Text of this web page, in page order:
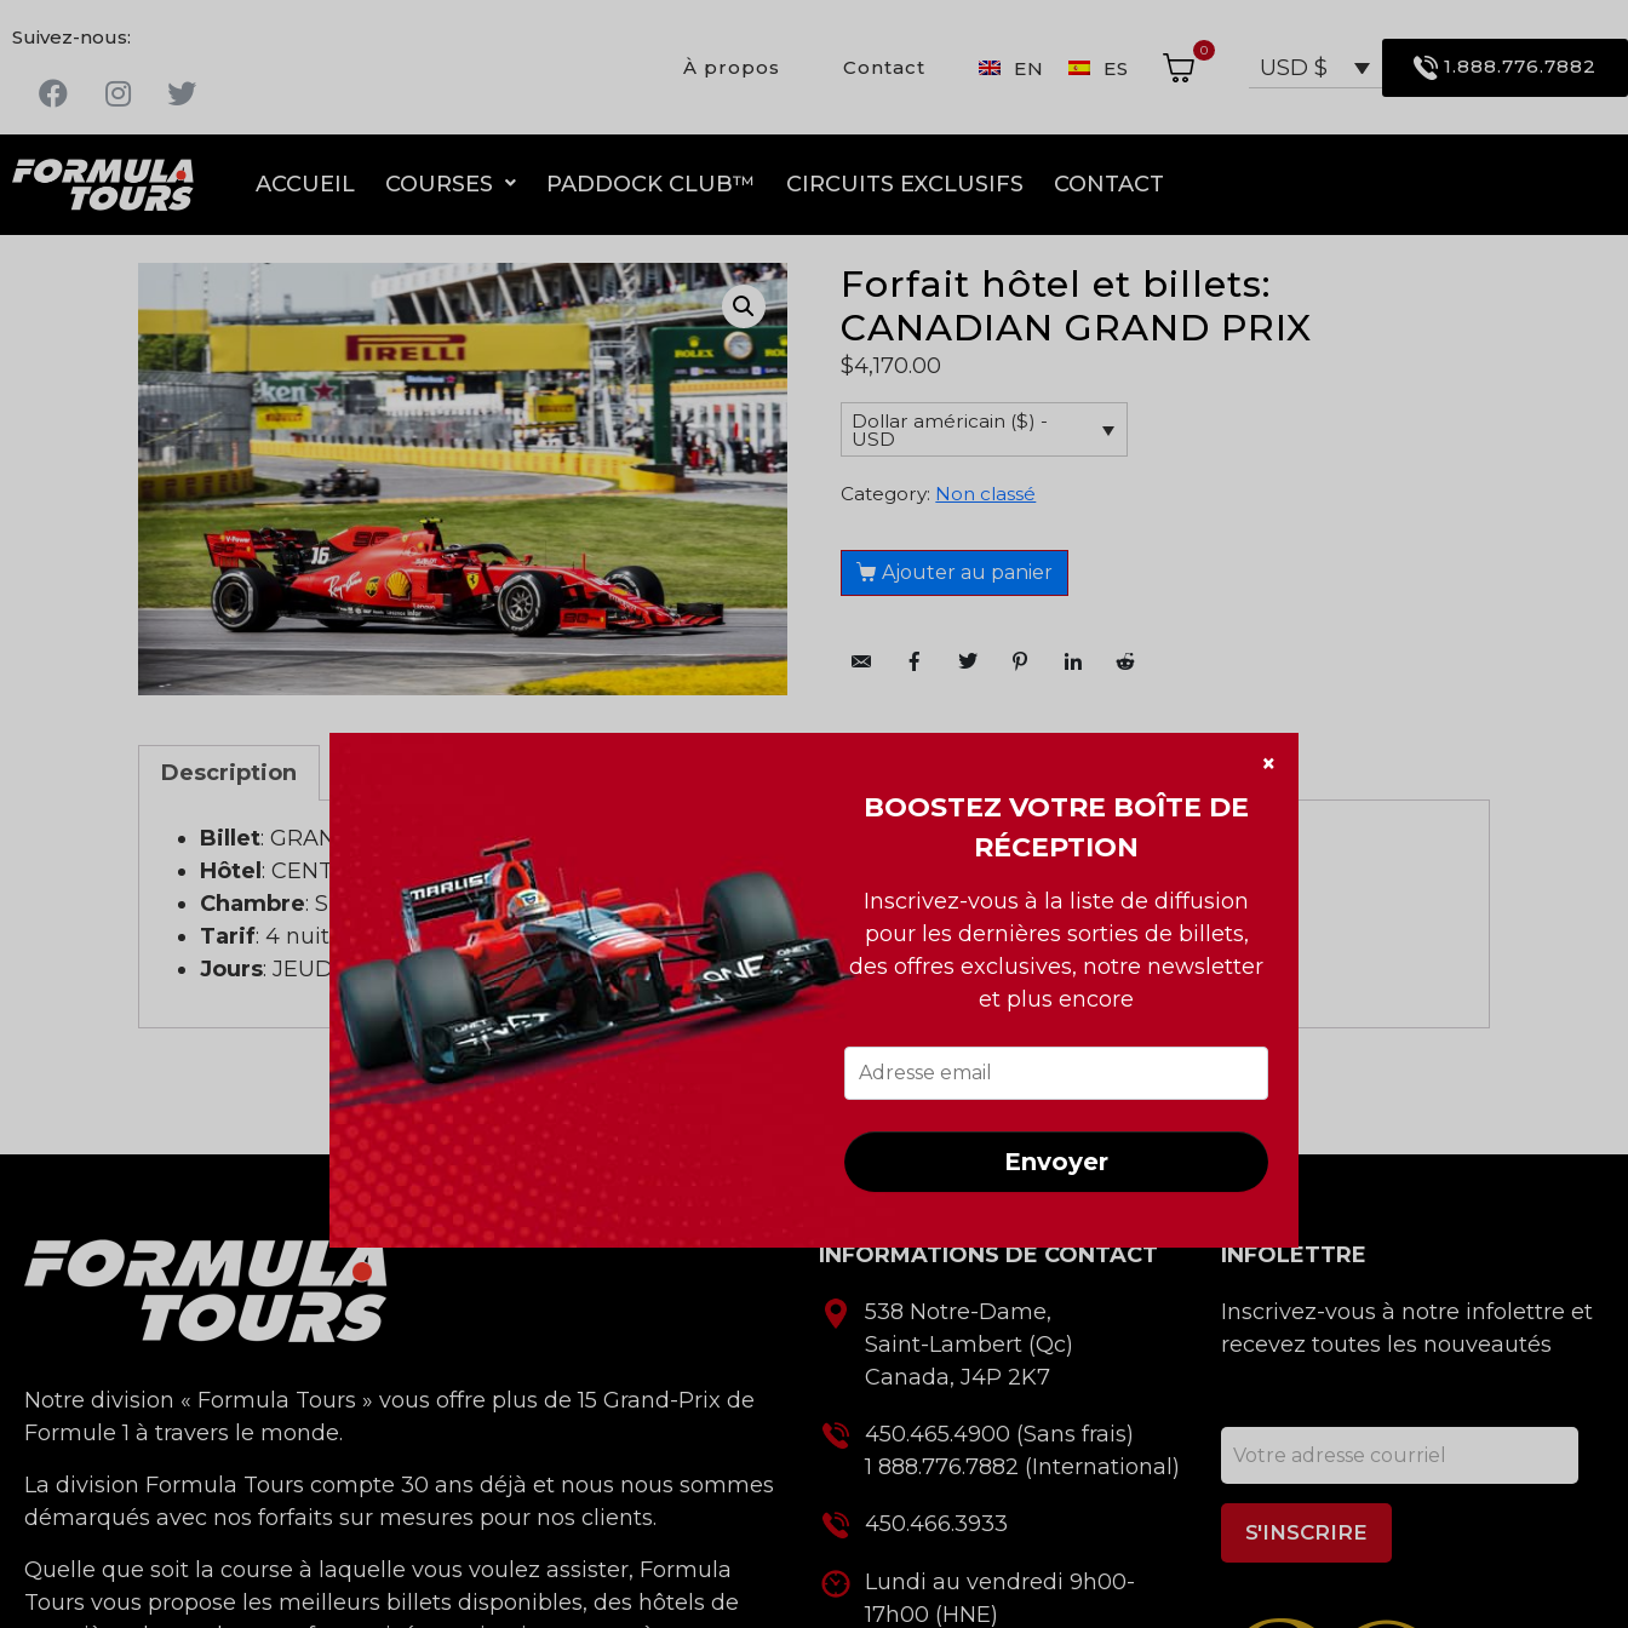
Suivez-nous:
À propos
Contact EN ES
0
USD $ 1.888.776.7882
ACCUEIL COURSES PADDOCK CLUB™ CIRCUITS EXCLUSIFS CONTACT
Forfait hôtel et billets:
CANADIAN GRAND PRIX
$4,170.00
Dollar américain ($) -
USD
Category: Non classé
Ajouter au panier
Description
Billet: GRANDSTAND 12
Hôtel: CENTRE SHERATON MONTRÉAL HÔTEL
Chambre: Simple (1 personne)
Tarif: 4 nuits
Jours: JEUDI AU LUNDI
Notre division « Formula Tours » vous offre plus de 15 Grand-Prix de
Formule 1 à travers le monde.
La division Formula Tours compte 30 ans déjà et nous nous sommes
démarqués avec nos forfaits sur mesures pour nos clients.
Quelle que soit la course à laquelle vous voulez assister, Formula
Tours vous propose les meilleurs billets disponibles, des hôtels de
INFORMATIONS DE CONTACT
538 Notre-Dame,
Saint-Lambert (Qc)
Canada, J4P 2K7
450.465.4900 (Sans frais)
1 888.776.7882 (International)
450.466.3933
Lundi au vendredi 9h00-
17h00 (HNE)
INFOLETTRE
Inscrivez-vous à notre infolettre et
recevez toutes les nouveautés
×
BOOSTEZ VOTRE BOÎTE DE
RÉCEPTION
Inscrivez-vous à la liste de diffusion
pour les dernières sorties de billets,
des offres exclusives, notre newsletter
et plus encore
Envoyer